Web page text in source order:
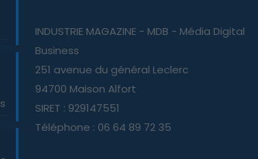
INDUSTRIE MAGAZINE - MDB - Média Digital
Business
251 avenue du général Leclerc
94700 Maison Alfort
SIRET : 929147551
Téléphone : 06 64 89 72 35